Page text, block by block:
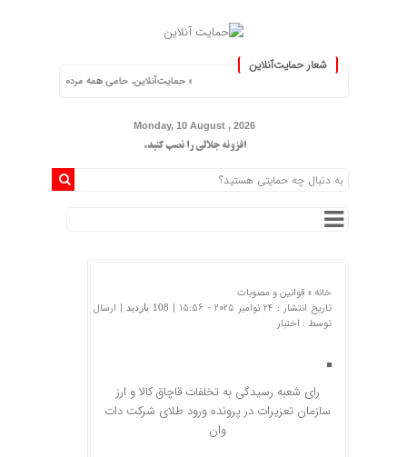
شعار حمایت‌آنلاین
« حمایت‌آنلاین، حامی همه مردم ایران »
Monday, 10 August , 2026
افزونه جلالی را نصب کنید.
خانه » قوانین و مصوبات
تاریخ انتشار : 24 نوامبر 2025 - 15:56 |
108 بازدید
| ارسال
توسط : اختبار
رای شعبه رسیدگی به تخلفات قاچاق کالا و ارز
سازمان تعزیرات در پرونده ورود طلای شرکت دات
وان